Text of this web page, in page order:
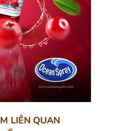
LIÊN QUAN